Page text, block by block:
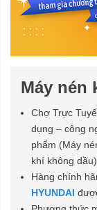
Máy nén
Chợ Trực
dụng – công
phẩm (Máy
khí không
Hàng chính
HYUNDAI